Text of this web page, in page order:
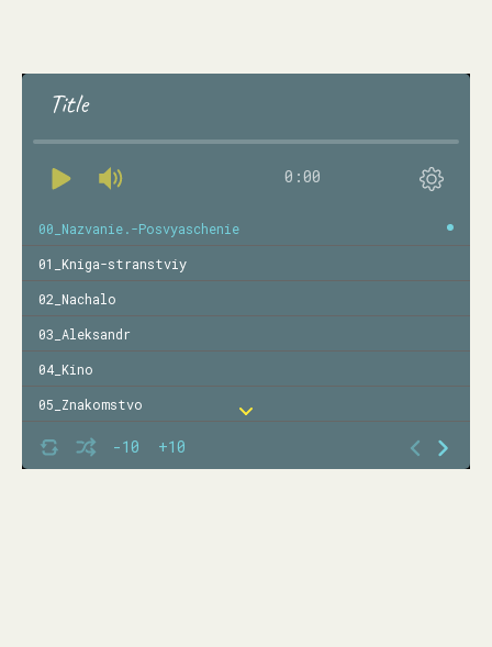
Title
0:00
-10 +10
00_Nazvanie.-Posvyaschenie
01_Kniga-stranstviy
02_Nachalo
03_Aleksandr
04_Kino
05_Znakomstvo
06_Pitstsa
07_Shou